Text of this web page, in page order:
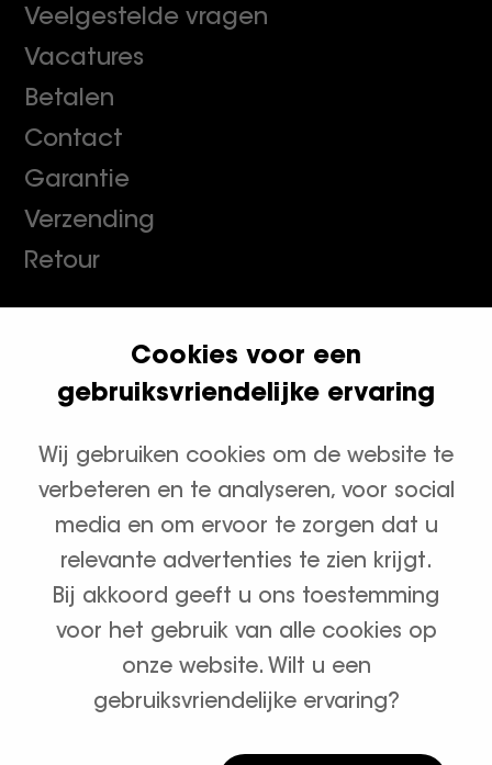
Veelgestelde vragen
Vacatures
Betalen
Contact
Garantie
Verzending
Retour
Klanten geven ons een 9.8
Productcategorieën
Waterontharders
Zout en onderhoud
Algemene voorwaarden Privacybeleid
Cookies voor een
gebruiksvriendelijke ervaring
Wij gebruiken cookies om de website te
verbeteren en te analyseren, voor social
media en om ervoor te zorgen dat u
relevante advertenties te zien krijgt.
Bij akkoord geeft u ons toestemming
voor het gebruik van alle cookies op
onze website. Wilt u een
gebruiksvriendelijke ervaring?